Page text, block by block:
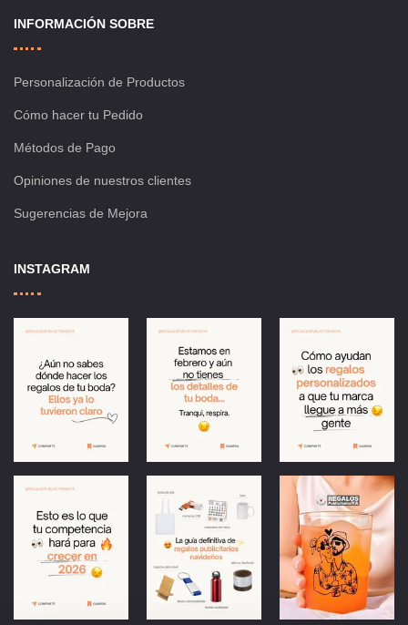
INFORMACIÓN SOBRE
Personalización de Productos
Cómo hacer tu Pedido
Métodos de Pago
Opiniones de nuestros clientes
Sugerencias de Mejora
INSTAGRAM